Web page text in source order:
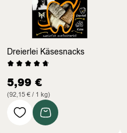
Dreierlei Käsesnacks
5,99 €
(92,15 € / 1 kg)